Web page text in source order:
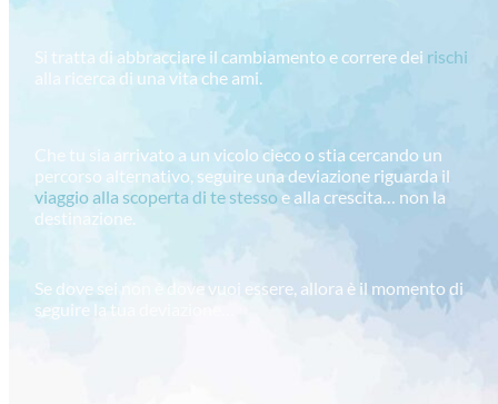
Si tratta di abbracciare il cambiamento e correre dei rischi
alla ricerca di una vita che ami.
Che tu sia arrivato a un vicolo cieco o stia cercando un
percorso alternativo, seguire una deviazione riguarda il
viaggio alla scoperta di te stesso e alla crescita… non la
destinazione.
Se dove sei non è dove vuoi essere, allora è il momento di
seguire la tua deviazione…